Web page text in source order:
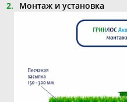
Монтаж и установка